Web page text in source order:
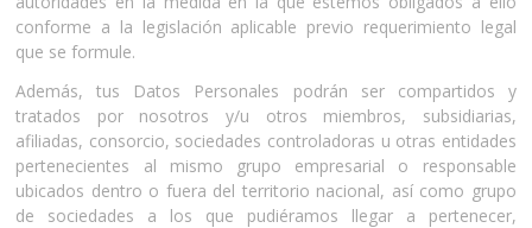
conforme a la legislación aplicable previo requerimiento legal
que se formule.
Además, tus Datos Personales podrán ser compartidos y
tratados por nosotros y/u otros miembros, subsidiarias,
afiliadas, consorcio, sociedades controladoras u otras entidades
pertenecientes al mismo grupo empresarial o responsable
ubicados dentro o fuera del territorio nacional, así como grupo
de sociedades a los que pudiéramos llegar a pertenecer,